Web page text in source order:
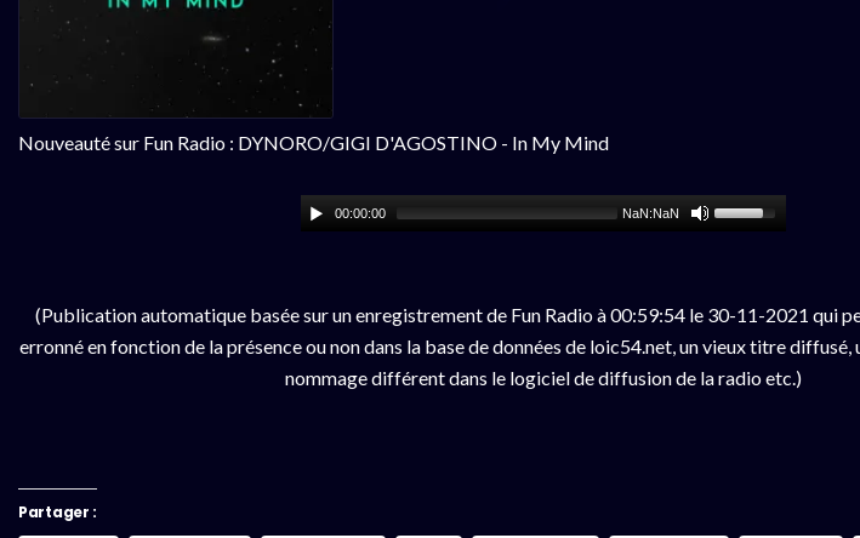
Nouveauté sur Fun Radio : DYNORO/GIGI D'AGOSTINO - In My Mind
00:00:00 NaN:NaN
(Publication automatique basée sur un enregistrement de Fun Radio à 00:59:54 le 30-11-2021 qui
erronné en fonction de la présence ou non dans la base de données de loic54.net, un vieux titre
nommage différent dans le logiciel de diffusion de la radio etc.)
Partager :